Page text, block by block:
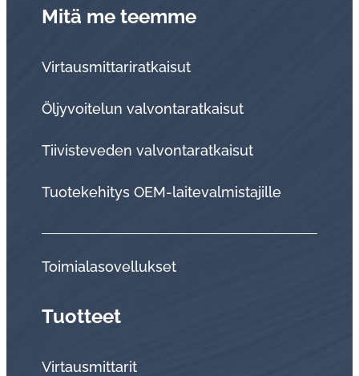
Mitä me teemme
Virtausmittariratkaisut
Öljyvoitelun valvontaratkaisut
Tii­vis­te­ve­den val­von­ta­rat­kai­sut
Tuo­te­ke­hi­tys OEM-lai­te­val­mis­ta­jil­le
Toi­mia­la­so­vel­luk­set
Tuotteet
Virtausmittarit